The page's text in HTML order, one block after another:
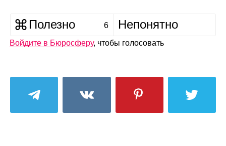
Полезно 6 Непонятно
Войдите в Бюросферу, чтобы голосовать